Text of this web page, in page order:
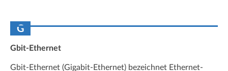
G
Gbit-Ethernet
Gbit-Ethernet (Gigabit-Ethernet) bezeichnet Ethernet-